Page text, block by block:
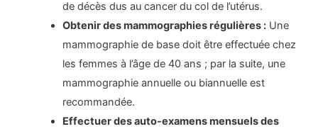
de décès dus au cancer du col de l’utérus.
Obtenir des mammographies régulières : Une
mammographie de base doit être effectuée chez
les femmes à l’âge de 40 ans ; par la suite, une
mammographie annuelle ou biannuelle est
recommandée.
Effectuer des auto-examens mensuels des